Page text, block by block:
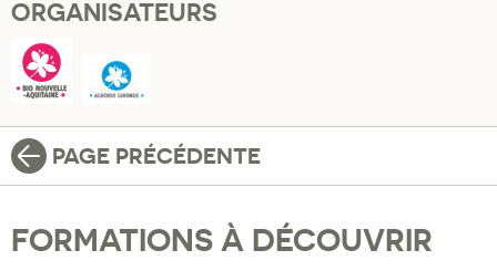
ORGANISATEURS
PAGE PRÉCÉDENTE
FORMATIONS À DÉCOUVRIR